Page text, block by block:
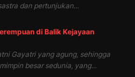
dan pertunjukan...
di Balik Kejayaan
Gayatri yang agung, sehingga
besar sedunia, yang...